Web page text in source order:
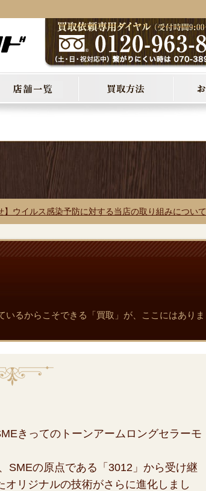
】ウイルス感染予防に対する当店の取り組みについて
るからこそできる「買取」が、ここにはありま
きってのトーンアームロングセラーモ
SMEの原点である「3012」から受け継
オリジナルの技術がさらに進化しまし